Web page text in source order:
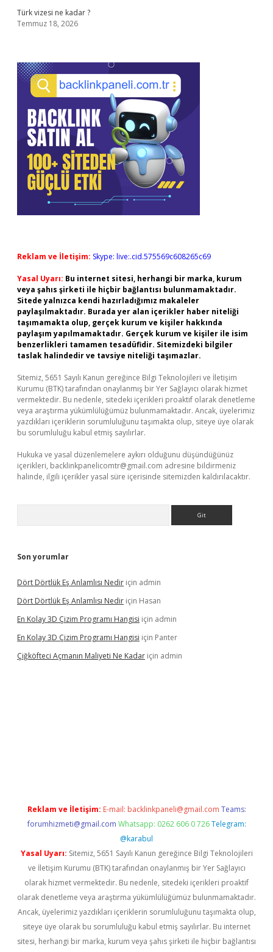
Türk vizesi ne kadar ?
Temmuz 18, 2026
Reklam ve İletişim: Skype: live:.cid.575569c608265c69
Yasal Uyarı: Bu internet sitesi, herhangi bir marka, kurum
veya şahıs şirketi ile hiçbir bağlantısı bulunmamaktadır.
Sitede yalnızca kendi hazırladığımız makaleler
paylaşılmaktadır. Burada yer alan içerikler haber niteliği
taşımamakta olup, gerçek kurum ve kişiler hakkında
paylaşım yapılmamaktadır. Gerçek kurum ve kişiler ile isim
benzerlikleri tamamen tesadüfidir. Sitemizdeki bilgiler
taslak halindedir ve tavsiye niteliği taşımazlar.
Sitemiz, 5651 Sayılı Kanun gereğince Bilgi Teknolojileri ve İletişim
Kurumu (BTK) tarafından onaylanmış bir Yer Sağlayıcı olarak hizmet
vermektedir. Bu nedenle, sitedeki içerikleri proaktif olarak denetleme
veya araştırma yükümlülüğümüz bulunmamaktadır. Ancak, üyelerimiz
yazdıkları içeriklerin sorumluluğunu taşımakta olup, siteye üye olarak
bu sorumluluğu kabul etmiş sayılırlar.
Hukuka ve yasal düzenlemelere aykırı olduğunu düşündüğünüz
içerikleri, backlinkpanelicomtr@gmail.com adresine bildirmeniz
halinde, ilgili içerikler yasal süre içerisinde sitemizden kaldırılacaktır.
Son yorumlar
Dört Dörtlük Eş Anlamlısı Nedir için admin
Dört Dörtlük Eş Anlamlısı Nedir için Hasan
En Kolay 3D Çizim Programı Hangisi için admin
En Kolay 3D Çizim Programı Hangisi için Panter
Çiğköfteci Açmanın Maliyeti Ne Kadar için admin
Reklam ve İletişim: E-mail: backlinkpaneli@gmail.com Teams:
forumhizmeti@gmail.com Whatsapp: 0262 606 0 726 Telegram:
@karabul
Yasal Uyarı: Sitemiz, 5651 Sayılı Kanun gereğince Bilgi Teknolojileri
ve İletişim Kurumu (BTK) tarafından onaylanmış bir Yer Sağlayıcı
olarak hizmet vermektedir. Bu nedenle, sitedeki içerikleri proaktif
olarak denetleme veya araştırma yükümlülüğümüz bulunmamaktadır.
Ancak, üyelerimiz yazdıkları içeriklerin sorumluluğunu taşımakta olup,
siteye üye olarak bu sorumluluğu kabul etmiş sayılırlar. Bu internet
sitesi, herhangi bir marka, kurum veya şahıs şirketi ile hiçbir bağlantısı